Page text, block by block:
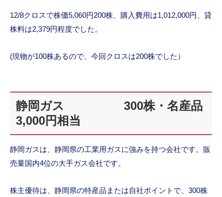
12/8クロスで株価5,060円200株、購入費用は1,012,000円、貸
株料は2,379円程度でした。
(現物が100株あるので、今回クロスは200株でした）
静岡ガス 300株・名産品
3,000円相当
静岡ガスは、静岡県の工業用ガスに強みを持つ会社です。販
売量国内4位の大手ガス会社です。
株主優待は、静岡県の特産品または自社ポイントで、300株